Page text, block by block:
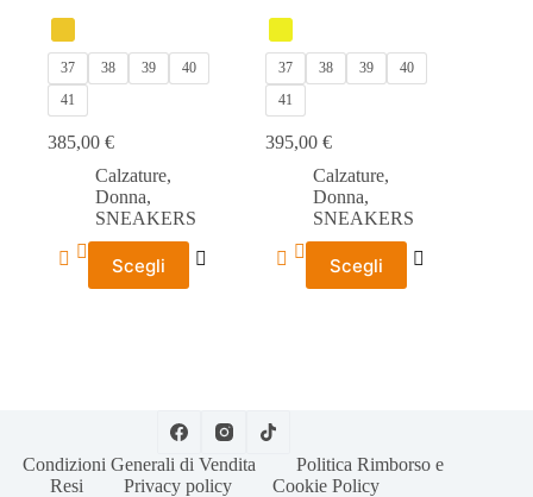
37 38 39
40
41
385,00 €
Calzature,
Donna,
SNEAKERS
Scegli
Questo
prodotto
nella
pagina
37 38 39
40
41
395,00€
Calzature,
Donna,
SNEAKERS
Scegli
Questo
prodotto
essere
scelte
nella
pagina
Condizioni Generali di Vendita
Politica Rimborso e
Resi
Privacy policy Cookie Policy